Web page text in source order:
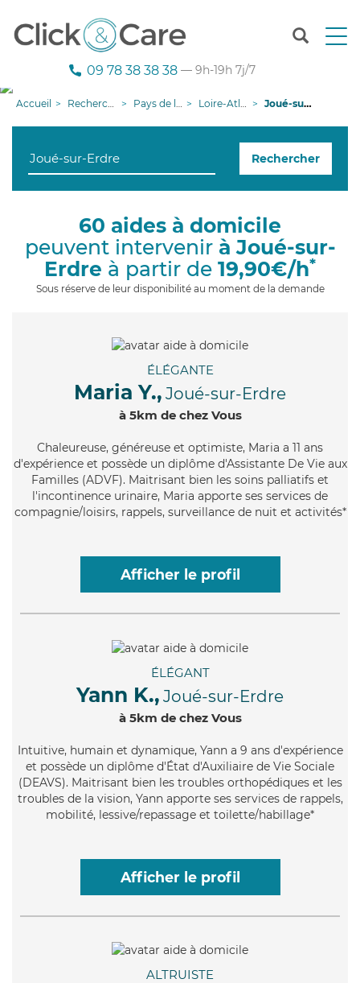
T
n
g
09 78 38 38 38 — 9h-19h 7j/7
Accueil Recherche aide à domicile Pays de la Loire Loire-Atlantique Joué-sur-Erdre
Rechercher
60 aides à domicile
peuvent intervenir à Joué-sur-
Erdre à partir de 19,90€/h*
Sous réserve de leur disponibilité au moment de la demande
ÉLÉGANTE
Maria Y., Joué-sur-Erdre
à 5km de chez Vous
Chaleureuse, généreuse et optimiste, Maria a 11 ans
d'expérience et possède un diplôme d'Assistante De Vie aux
Familles (ADVF). Maitrisant bien les soins palliatifs et
l'incontinence urinaire, Maria apporte ses services de
compagnie/loisirs, rappels, surveillance de nuit et activités*
Afficher le profil
ÉLÉGANT
Yann K., Joué-sur-Erdre
à 5km de chez Vous
Intuitive, humain et dynamique, Yann a 9 ans d'expérience
et possède un diplôme d'État d'Auxiliaire de Vie Sociale
(DEAVS). Maitrisant bien les troubles orthopédiques et les
troubles de la vision, Yann apporte ses services de rappels,
mobilité, lessive/repassage et toilette/habillage*
Afficher le profil
ALTRUISTE